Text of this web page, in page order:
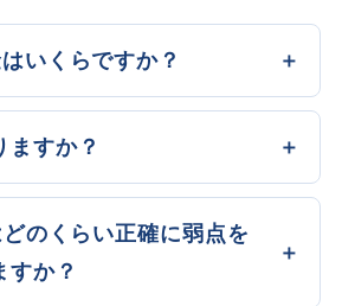
いくらですか？
ますか？
のくらい正確に弱点を
すか？